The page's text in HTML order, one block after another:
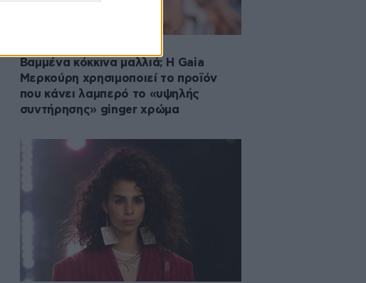
Βαμμένα κόκκινα μαλλιά; H Gaia
Μερκούρη χρησιμοποιεί το προϊόν
που κάνει λαμπερό το «υψηλής
συντήρησης» ginger χρώμα